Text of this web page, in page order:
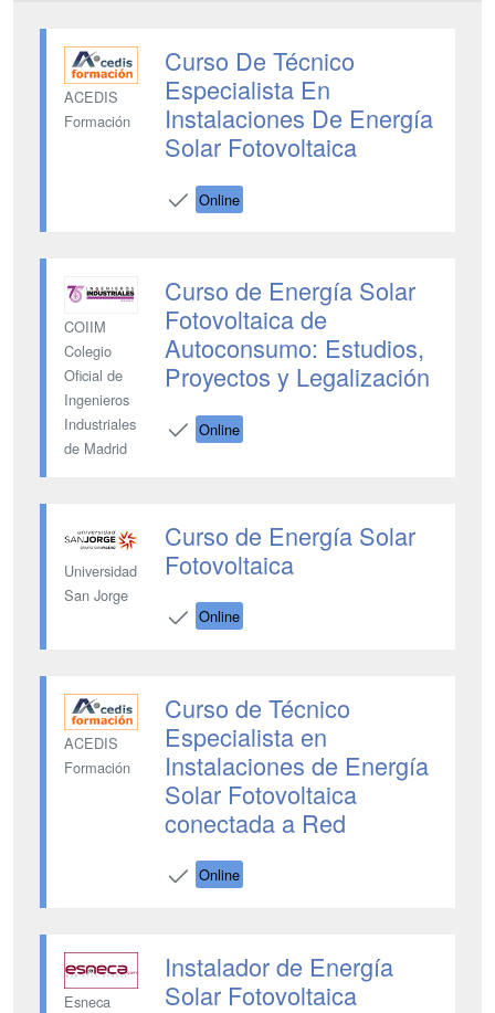
ACEDIS
Formación
Curso De Técnico
Especialista En
Instalaciones De Energía
Solar Fotovoltaica
Online
COIIM
Colegio
Oficial de
Ingenieros
Industriales
de Madrid
Curso de Energía Solar
Fotovoltaica de
Autoconsumo: Estudios,
Proyectos y Legalización
Online
Universidad
San Jorge
Curso de Energía Solar
Fotovoltaica
Online
ACEDIS
Formación
Curso de Técnico
Especialista en
Instalaciones de Energía
Solar Fotovoltaica
conectada a Red
Online
Esneca
Instalador de Energía
Solar Fotovoltaica